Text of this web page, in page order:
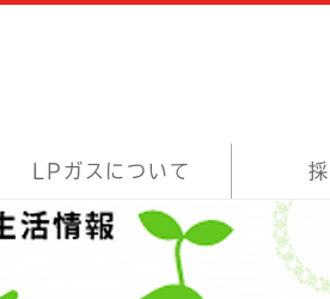
LPガスについて